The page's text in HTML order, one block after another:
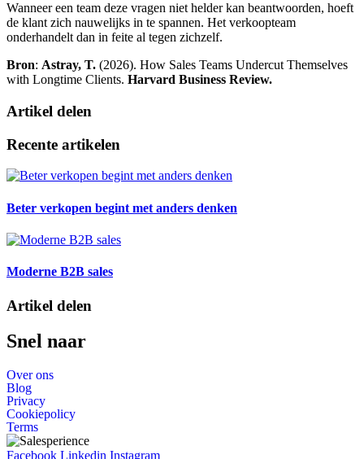
Wanneer een team deze vragen niet helder kan beantwoorden, hoeft
de klant zich nauwelijks in te spannen. Het verkoopteam
onderhandelt dan in feite al tegen zichzelf.
Bron: Astray, T. (2026). How Sales Teams Undercut Themselves
with Longtime Clients. Harvard Business Review.
Artikel delen
Recente artikelen
Beter verkopen begint met anders denken​
Moderne B2B sales
Artikel delen
Snel naar
Over ons
Blog
Privacy
Cookiepolicy
Terms
Facebook Linkedin Instagram